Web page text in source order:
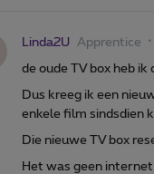
Linda2U Apprentice
de oude TV box heb
Dus kreeg ik een
enkele film sindsdien
Die nieuwe TV box
Het was geen